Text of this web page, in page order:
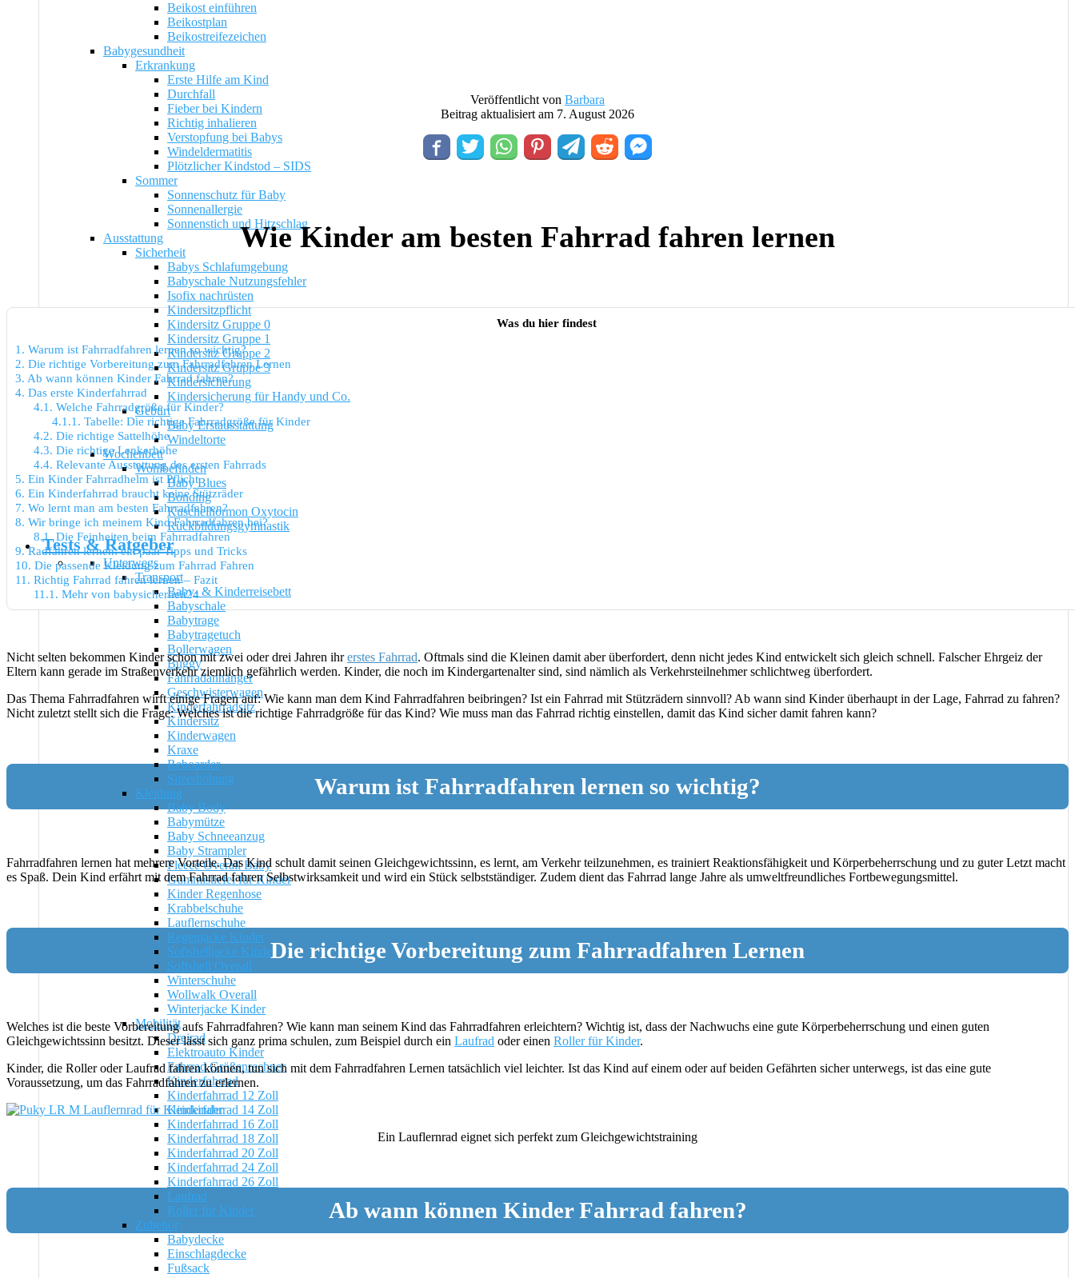
Beikost einführen
Beikostplan
Beikostreifezeichen
Babygesundheit
Erkrankung
Erste Hilfe am Kind
Durchfall
Fieber bei Kindern
Richtig inhalieren
Verstopfung bei Babys
Windeldermatitis
Plötzlicher Kindstod – SIDS
Sommer
Sonnenschutz für Baby
Sonnenallergie
Sonnenstich und Hitzschlag
Ausstattung
Sicherheit
Babys Schlafumgebung
Babyschale Nutzungsfehler
Isofix nachrüsten
Kindersitzpflicht
Kindersitz Gruppe 0
Kindersitz Gruppe 1
Kindersitz Gruppe 2
Kindersitz Gruppe 3
Kindersicherung
Kindersicherung für Handy und Co.
Geburt
Baby Erstausstattung
Windeltorte
Wochenbett
Wohlbefinden
Baby Blues
Bonding
Kuschelhormon Oxytocin
Rückbildungsgymnastik
Tests & Ratgeber
Unterwegs
Transport
Baby- & Kinderreisebett
Babyschale
Babytrage
Babytragetuch
Bollerwagen
Buggy
Fahrradanhänger
Geschwisterwagen
Kinderfahrradsitz
Kindersitz
Kinderwagen
Kraxe
Reboarder
Sitzerhöhung
Kleidung
Baby Body
Babymütze
Baby Schneeanzug
Baby Strampler
Fleece Overall Baby
Gummistiefel für Kinder
Kinder Regenhose
Krabbelschuhe
Lauflernschuhe
Regenjacke Kinder
Softshelljacke Kinder
Softshell Overall
Winterschuhe
Wollwalk Overall
Winterjacke Kinder
Mobilität
Dreirad
Elektroauto Kinder
Fahrrad Größenrechner
Kinderfahrrad
Kinderfahrrad 12 Zoll
Kinderfahrrad 14 Zoll
Kinderfahrrad 16 Zoll
Kinderfahrrad 18 Zoll
Kinderfahrrad 20 Zoll
Kinderfahrrad 24 Zoll
Kinderfahrrad 26 Zoll
Laufrad
Roller für Kinder
Zubehör
Babydecke
Einschlagdecke
Fußsack
Veröffentlicht von Barbara
Beitrag aktualisiert am 7. August 2026
Wie Kinder am besten Fahrrad fahren lernen
Was du hier findest
1. Warum ist Fahrradfahren lernen so wichtig?
2. Die richtige Vorbereitung zum Fahrradfahren Lernen
3. Ab wann können Kinder Fahrrad fahren?
4. Das erste Kinderfahrrad
4.1. Welche Fahrradgröße für Kinder?
4.1.1. Tabelle: Die richtige Fahrradgröße für Kinder
4.2. Die richtige Sattelhöhe
4.3. Die richtige Lenkerhöhe
4.4. Relevante Ausstattung des ersten Fahrrads
5. Ein Kinder Fahrradhelm ist Pflicht
6. Ein Kinderfahrrad braucht keine Stützräder
7. Wo lernt man am besten Fahrradfahren?
8. Wir bringe ich meinem Kind Fahrradfahren bei?
8.1.Die Feinheiten beim Fahrradfahren
9.Radfahren lernen: ein paar Tipps und Tricks
10. Die passende Kleidung zum Fahrrad Fahren
11. Richtig Fahrrad fahren lernen – Fazit
11.1. Mehr von babysicherheit24
Nicht selten bekommen Kinder schon mit zwei oder drei Jahren ihrerstes Fahrrad. Oftmals sind die Kleinen damit aber überfordert, denn nicht jedes Kind entwickelt sich gleich schnell. Falscher Ehrgeiz der
Eltern kann gerade im Straßenverkehr ziemlich gefährlich werden. Kinder, die noch im Kindergartenalter sind, sind nämlich als Verkehrsteilnehmer schlichtweg überfordert.
Das Thema Fahrradfahren wirft einige Fragen auf: Wie kann man dem Kind Fahrradfahren beibringen? Ist ein Fahrrad mit Stützrädern sinnvoll? Ab wann sind Kinder überhaupt in der Lage, Fahrrad zu fahren?
Nicht zuletzt stellt sich die Frage: Welches ist die richtige Fahrradgröße für das Kind? Wie muss man das Fahrrad richtig einstellen, damit das Kind sicher damit fahren kann?
Warum ist Fahrradfahren lernen so wichtig?
Fahrradfahren lernen hat mehrere Vorteile. Das Kind schult damit seinen Gleichgewichtssinn, es lernt, am Verkehr teilzunehmen, es trainiert Reaktionsfähigkeit und Körperbeherrschung und zu guter Letzt macht
es Spaß. Dein Kind erfährt mit dem Fahrrad fahren Selbstwirksamkeit und wird ein Stück selbstständiger. Zudem dient das Fahrrad lange Jahre als umweltfreundliches Fortbewegungsmittel.
Die richtige Vorbereitung zum Fahrradfahren Lernen
Welches ist die beste Vorbereitung aufs Fahrradfahren? Wie kann man seinem Kind das Fahrradfahren erleichtern? Wichtig ist, dass der Nachwuchs eine gute Körperbeherrschung und einen guten
Gleichgewichtssinn besitzt. Dieser lässt sich ganz prima schulen, zum Beispiel durch ein Laufrad oder einen Roller für Kinder.
Kinder, die Roller oder Laufrad fahren können, tun sich mit dem Fahrradfahren Lernen tatsächlich viel leichter. Ist das Kind auf einem oder auf beiden Gefährten sicher unterwegs, ist das eine gute
Voraussetzung, um das Fahrradfahren zu erlernen.
Ein Lauflernrad eignet sich perfekt zum Gleichgewichtstraining
Ab wann können Kinder Fahrrad fahren?